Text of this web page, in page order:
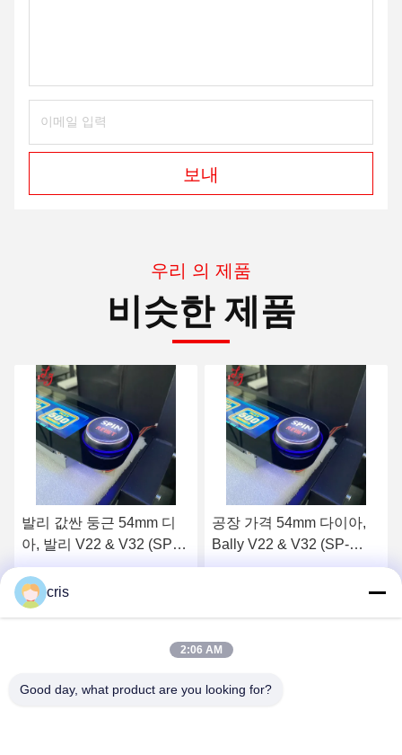
보내
우리 의 제품
비슷한 제품
공장 가격 54mm 다이아,
Bally V22 & V32 (SP-
RND-Bally) Bally 버튼 판
매최상의 가격을 얻으세요
발리 버튼, 54mm 다이아,
발리 V22 & V32 (SP-
RND-발리)
최상의 가격을 얻으세요
cris
2:06 AM
Good day, what product are you looking for?